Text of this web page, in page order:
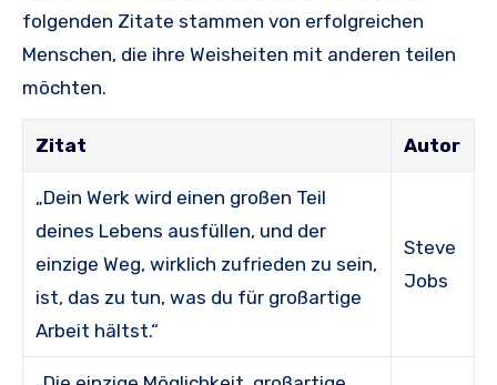
folgenden Zitate stammen von erfolgreichen
Menschen, die ihre Weisheiten mit anderen teilen
möchten.
Zitat Autor
„Dein Werk wird einen großen Teil
deines Lebens ausfüllen, und der
einzige Weg, wirklich zufrieden zu sein,
ist, das zu tun, was du für großartige
Arbeit hältst.“
Steve
Jobs